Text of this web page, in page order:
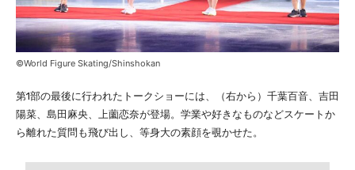
©World Figure Skating/Shinshokan
第1部の最後に行われたトークショーには、（右から）千葉百音、吉田
陽菜、島田麻央、上薗恋奈が登場。学業や好きなものなどスケートか
ら離れた質問も飛び出し、等身大の素顔を覗かせた。